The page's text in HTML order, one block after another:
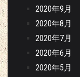
2020年9月
2020年8月
2020年7月
2020年6月
2020年5月